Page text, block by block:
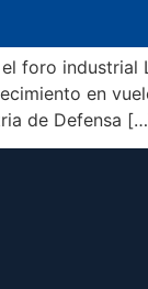
foro industrial
en
de Defensa